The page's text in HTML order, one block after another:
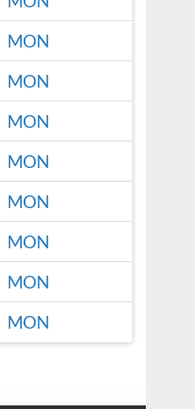
MON
MON
MON
MON
MON
MON
MON
MON